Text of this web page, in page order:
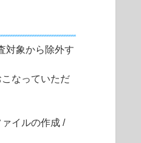
対象から除外す
なっていただ
イルの作成 /